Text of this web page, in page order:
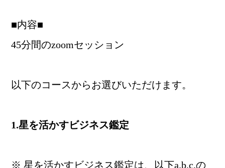
■内容■
45分間のzoomセッション
以下のコースからお選びいただけます。
1.星を活かすビジネス鑑定
※ 星を活かすビジネス鑑定は、以下a.b.c.の